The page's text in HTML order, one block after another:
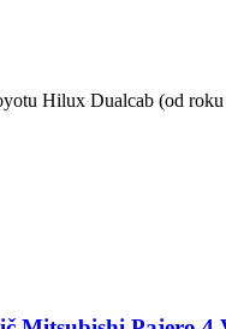
Hilux Dualcab (od